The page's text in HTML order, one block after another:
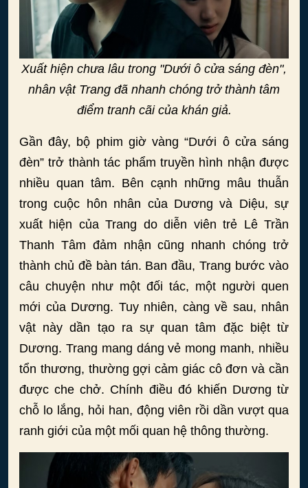
Xuất hiện chưa lâu trong "Dưới ô cửa sáng đèn",
nhân vật Trang đã nhanh chóng trở thành tâm
điểm tranh cãi của khán giả.
Gần đây, bộ phim giờ vàng “Dưới ô cửa sáng
đèn” trở thành tác phẩm truyền hình nhận được
nhiều quan tâm. Bên cạnh những mâu thuẫn
trong cuộc hôn nhân của Dương và Diệu, sự
xuất hiện của Trang do diễn viên trẻ Lê Trần
Thanh Tâm đảm nhận cũng nhanh chóng trở
thành chủ đề bàn tán. Ban đầu, Trang bước vào
câu chuyện như một đối tác, một người quen
mới của Dương. Tuy nhiên, càng về sau, nhân
vật này dần tạo ra sự quan tâm đặc biệt từ
Dương. Trang mang dáng vẻ mong manh, nhiều
tổn thương, thường gợi cảm giác cô đơn và cần
được che chở. Chính điều đó khiến Dương từ
chỗ lo lắng, hỏi han, động viên rồi dần vượt qua
ranh giới của một mối quan hệ thông thường.